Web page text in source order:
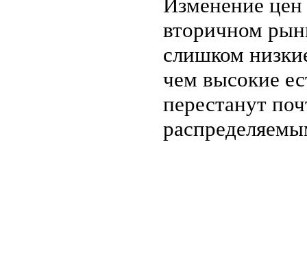
Изменение
вторичном
слишком
чем высокие
перестанут